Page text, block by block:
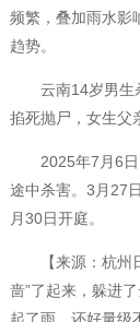
频繁，叠加雨水影
趋势。
云南14岁男生杀
掐死抛尸，女生父
2025年7月6日
途中杀害。3月27
月30日开庭。
【来源：杭州日
啬”了起来，躲进